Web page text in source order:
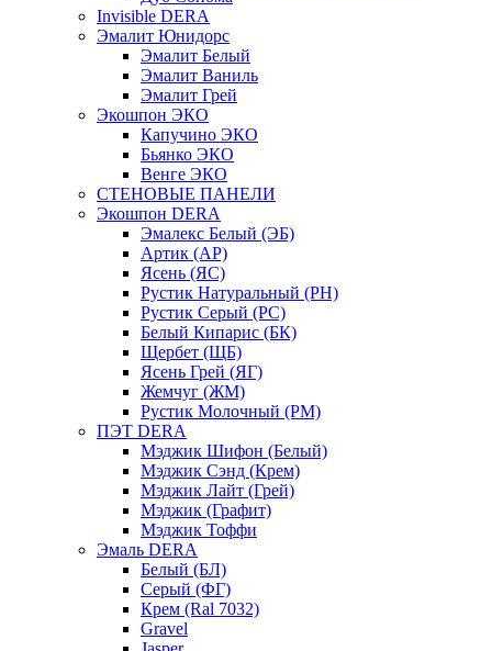
Invisible DERA
Эмалит Юнидорс
Эмалит Белый
Эмалит Ваниль
Эмалит Грей
Экошпон ЭКО
Капучино ЭКО
Бьянко ЭКО
Венге ЭКО
СТЕНОВЫЕ ПАНЕЛИ
Экошпон DERA
Эмалекс Белый (ЭБ)
Артик (АР)
Ясень (ЯС)
Рустик Натуральный (РН)
Рустик Серый (РС)
Белый Кипарис (БК)
Щербет (ЩБ)
Ясень Грей (ЯГ)
Жемчуг (ЖМ)
Рустик Молочный (РМ)
ПЭТ DERA
Мэджик Шифон (Белый)
Мэджик Сэнд (Крем)
Мэджик Лайт (Грей)
Мэджик (Графит)
Мэджик Тоффи
Эмаль DERA
Белый (БЛ)
Серый (ФГ)
Крем (Ral 7032)
Gravel